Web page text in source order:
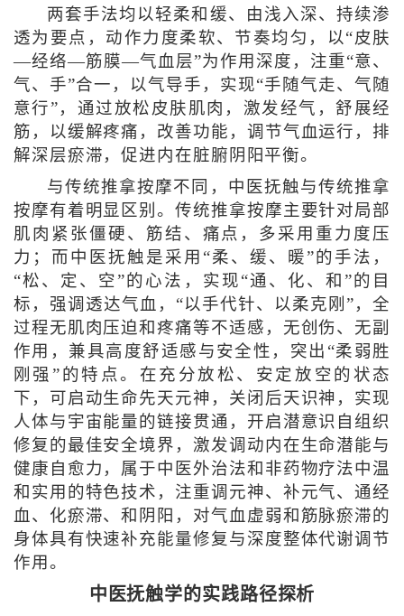
两套手法均以轻柔和缓、由浅入深、持续渗
透为要点，动作力度柔软、节奏均匀，以“皮肤
—经络—筋膜—气血层”为作用深度，注重“意、
气、手”合一，以气导手，实现“手随气走、气随
意行”，通过放松皮肤肌肉，激发经气，舒展经
筋，以缓解疼痛，改善功能，调节气血运行，排
解深层瘀滞，促进内在脏腑阴阳平衡。
与传统推拿按摩不同，中医抚触与传统推拿
按摩有着明显区别。传统推拿按摩主要针对局部
肌肉紧张僵硬、筋结、痛点，多采用重力度压
力；而中医抚触是采用“柔、缓、暖”的手法，
“松、定、空”的心法，实现“通、化、和”的目
标，强调透达气血，“以手代针、以柔克刚”，全
过程无肌肉压迫和疼痛等不适感，无创伤、无副
作用，兼具高度舒适感与安全性，突出“柔弱胜
刚强”的特点。在充分放松、安定放空的状态
下，可启动生命先天元神，关闭后天识神，实现
人体与宇宙能量的链接贯通，开启潜意识自组织
修复的最佳安全境界，激发调动内在生命潜能与
健康自愈力，属于中医外治法和非药物疗法中温
和实用的特色技术，注重调元神、补元气、通经
血、化瘀滞、和阴阳，对气血虚弱和筋脉瘀滞的
身体具有快速补充能量修复与深度整体代谢调节
作用。
中医抚触学的实践路径探析